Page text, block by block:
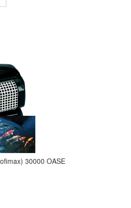
30000 OASE